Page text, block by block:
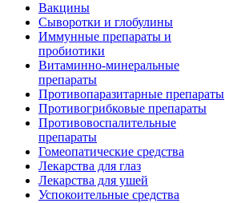
Вакцины
Сыворотки и глобулины
Иммунные препараты и
пробиотики
Витаминно-минеральные
препараты
Противопаразитарные препараты
Противогрибковые препараты
Противовоспалительные
препараты
Гомеопатические средства
Лекарства для глаз
Лекарства для ушей
Успокоительные средства